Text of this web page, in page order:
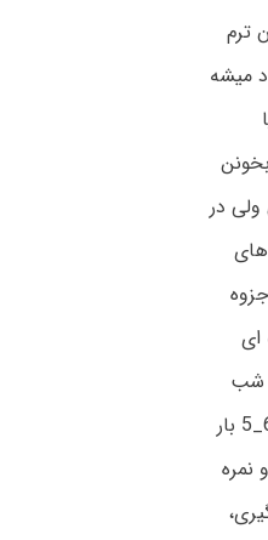
ترم
میشه
ولی در
ای
شب
امتحان 6_5 بار
نمره